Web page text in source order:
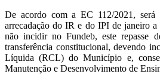
De acordo com a EC 112/2021, será
arrecadação do IR e do IPI de janeiro
não incidir no Fundeb, este repasse
transferência constitucional, devendo
Líquida (RCL) do Município e,
Manutenção e Desenvolvimento de